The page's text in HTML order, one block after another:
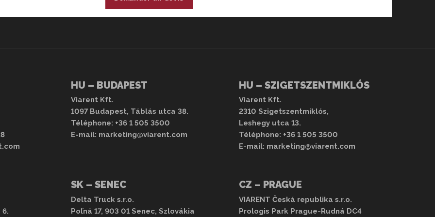
HU – BUDAPEST
Viarent Kft.
1097 Budapest, Táblás utca 38.
Téléphone: +36 1 505 3500
E-mail: marketing@viarent.com
HU – SZIGETSZENTMIKLÓS
Viarent Kft.
2310 Szigetszentmiklós,
Leshegy utca 13.
Téléphone: +36 1 505 3500
E-mail: marketing@viarent.com
SK – SENEC
Delta Truck s.r.o.
Poľná 17, 903 01 Senec, Szlovákia
CZ – PRAGUE
VIARENT Česká republika s.r.o.
Prologis Park Prague-Rudná DC4